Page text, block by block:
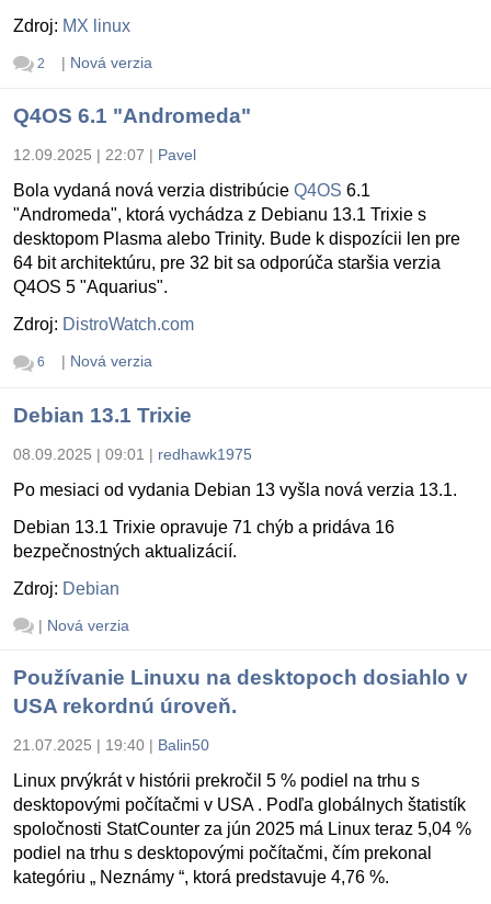
Zdroj: MX linux
2 | Nová verzia
Q4OS 6.1 "Andromeda"
12.09.2025 | 22:07 | Pavel
Bola vydaná nová verzia distribúcie Q4OS 6.1
"Andromeda", ktorá vychádza z Debianu 13.1 Trixie s
desktopom Plasma alebo Trinity. Bude k dispozícii len pre
64 bit architektúru, pre 32 bit sa odporúča staršia verzia
Q4OS 5 "Aquarius".
Zdroj: DistroWatch.com
6 | Nová verzia
Debian 13.1 Trixie
08.09.2025 | 09:01 | redhawk1975
Po mesiaci od vydania Debian 13 vyšla nová verzia 13.1.
Debian 13.1 Trixie opravuje 71 chýb a pridáva 16
bezpečnostných aktualizácií.
Zdroj: Debian
| Nová verzia
Používanie Linuxu na desktopoch dosiahlo v
USA rekordnú úroveň.
21.07.2025 | 19:40 | Balin50
Linux prvýkrát v histórii prekročil 5 % podiel na trhu s
desktopovými počítačmi v USA . Podľa globálnych štatistík
spoločnosti StatCounter za jún 2025 má Linux teraz 5,04 %
podiel na trhu s desktopovými počítačmi, čím prekonal
kategóriu „ Neznámy “, ktorá predstavuje 4,76 %.